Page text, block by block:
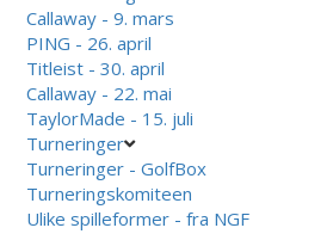
Callaway - 9. mars
PING - 26. april
Titleist - 30. april
Callaway - 22. mai
TaylorMade - 15. juli
Turneringer
Turneringer - GolfBox
Turneringskomiteen
Ulike spilleformer - fra NGF